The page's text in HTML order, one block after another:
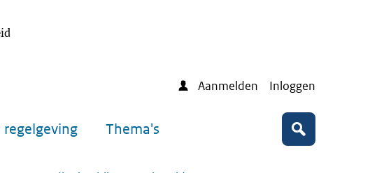
Aanmelden Inloggen
regelgeving Thema's Zoeken